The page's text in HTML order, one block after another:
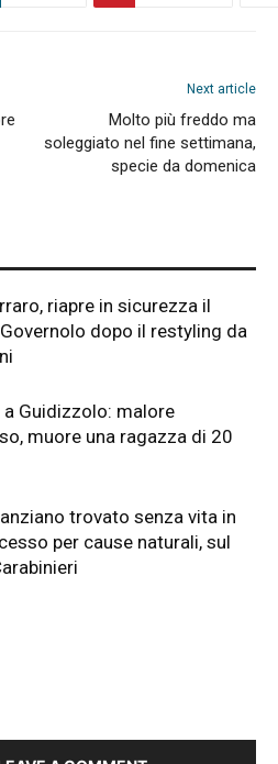
Next article
Molto più freddo ma
soleggiato nel fine settimana,
specie da domenica
riapre in sicurezza il
dopo il restyling da
a Guidizzolo: malore
muore una ragazza di 20
trovato senza vita in
per cause naturali, sul